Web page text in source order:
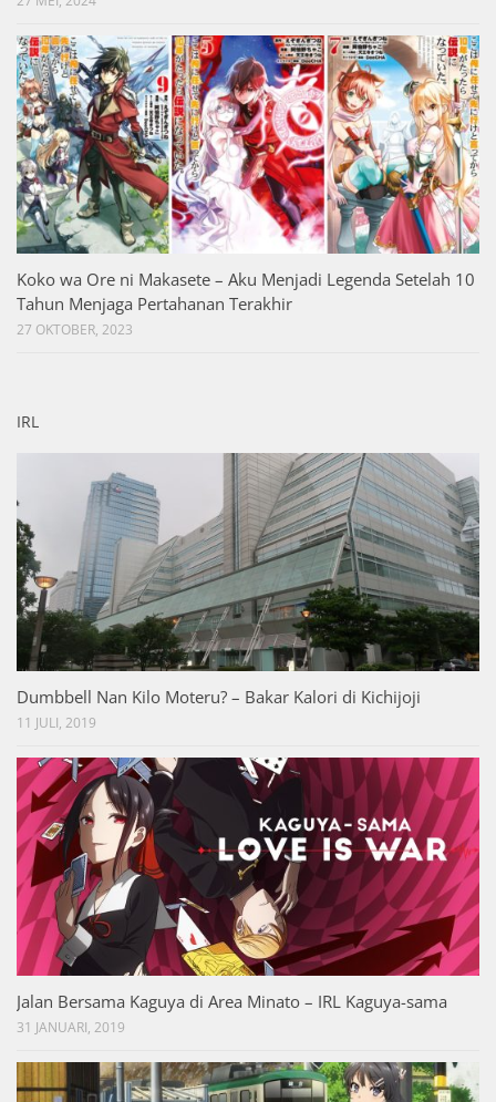
Koko wa Ore ni Makasete – Aku Menjadi Legenda Setelah 10
Tahun Menjaga Pertahanan Terakhir
27 OKTOBER, 2023
IRL
Dumbbell Nan Kilo Moteru? – Bakar Kalori di Kichijoji
11 JULI, 2019
Jalan Bersama Kaguya di Area Minato – IRL Kaguya-sama
31 JANUARI, 2019